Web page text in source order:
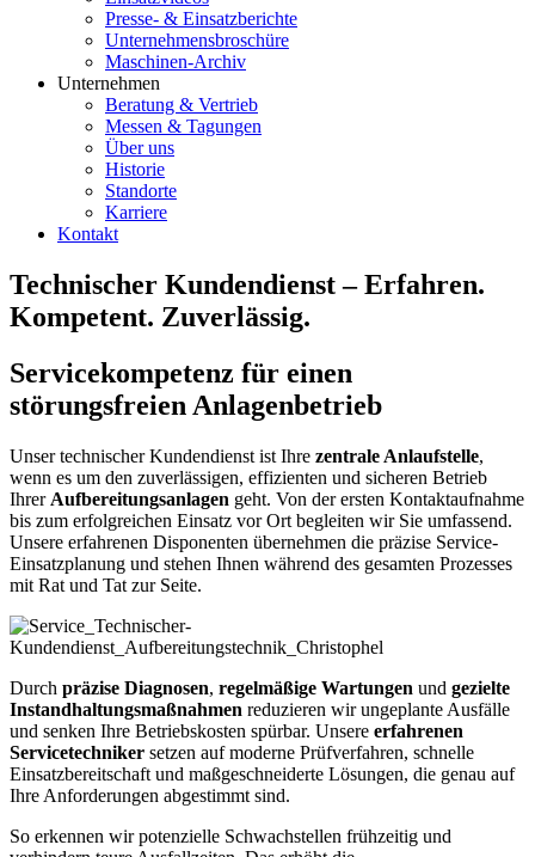
Presse- & Einsatzberichte
Unternehmensbroschüre
Maschinen-Archiv
Unternehmen
Beratung & Vertrieb
Messen & Tagungen
Über uns
Historie
Standorte
Karriere
Kontakt
Technischer Kundendienst – Erfahren.
Kompetent. Zuverlässig.
Servicekompetenz für einen
störungsfreien Anlagenbetrieb
Unser technischer Kundendienst ist Ihre zentrale Anlaufstelle,
wenn es um den zuverlässigen, effizienten und sicheren Betrieb
Ihrer Aufbereitungsanlagen geht. Von der ersten Kontaktaufnahme
bis zum erfolgreichen Einsatz vor Ort begleiten wir Sie umfassend.
Unsere erfahrenen Disponenten übernehmen die präzise Service-
Einsatzplanung und stehen Ihnen während des gesamten Prozesses
mit Rat und Tat zur Seite.
Durch präzise Diagnosen, regelmäßige Wartungen und gezielte
Instandhaltungsmaßnahmen reduzieren wir ungeplante Ausfälle
und senken Ihre Betriebskosten spürbar. Unsere erfahrenen
Servicetechniker setzen auf moderne Prüfverfahren, schnelle
Einsatzbereitschaft und maßgeschneiderte Lösungen, die genau auf
Ihre Anforderungen abgestimmt sind.
So erkennen wir potenzielle Schwachstellen frühzeitig und